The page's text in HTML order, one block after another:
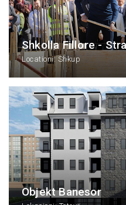
Shkolla Fillore -
Locationi: Shkup
Objekt Banesor